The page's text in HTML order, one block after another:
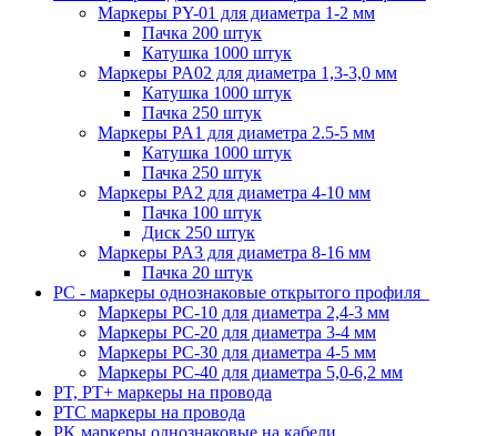
Маркеры PY-01 для диаметра 1-2 мм
Пачка 200 штук
Катушка 1000 штук
Маркеры PA02 для диаметра 1,3-3,0 мм
Катушка 1000 штук
Пачка 250 штук
Маркеры PA1 для диаметра 2.5-5 мм
Катушка 1000 штук
Пачка 250 штук
Маркеры PA2 для диаметра 4-10 мм
Пачка 100 штук
Диск 250 штук
Маркеры PA3 для диаметра 8-16 мм
Пачка 20 штук
PC - маркеры однознаковые открытого профиля
Маркеры PC-10 для диаметра 2,4-3 мм
Маркеры PC-20 для диаметра 3-4 мм
Маркеры PC-30 для диаметра 4-5 мм
Маркеры PC-40 для диаметра 5,0-6,2 мм
PT, PT+ маркеры на провода
PTC маркеры на провода
PK маркеры однознаковые на кабели